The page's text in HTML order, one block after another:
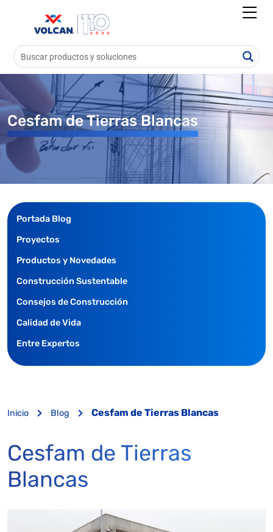
Cesfam de Tierras Blancas
Portada Blog
Proyectos
Productos y Novedades
Construcción Sustentable
Consejos de Construcción
Calidad de Vida
Entre Expertos
Inicio Blog Cesfam de Tierras Blancas
Cesfam de Tierras
Blancas